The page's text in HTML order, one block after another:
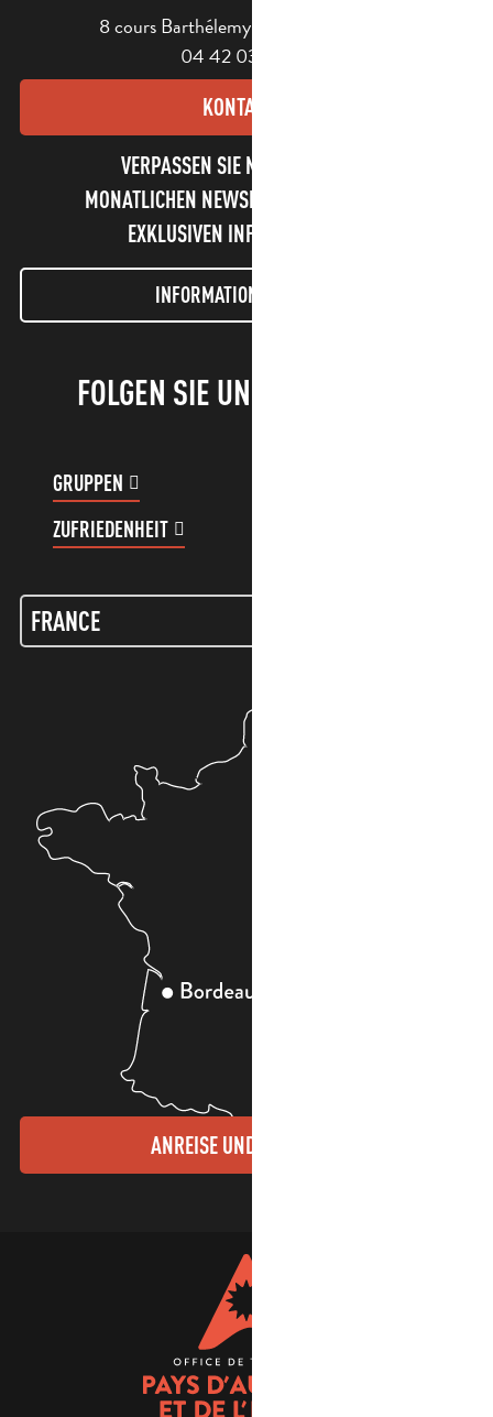
8 cours Barthélemy - 13400 Aubagne
04 42 03 49 98
KONTAKT
VERPASSEN SIE NICHT UNSEREN
MONATLICHEN NEWSLETTER UND UNSERE
EXKLUSIVEN INFORMATIONEN!
INFORMATIONEN LETTER
FOLGEN SIE UNS!
GRUPPEN
ZUFRIEDENHEIT
ANREISE UND KONTAKTE